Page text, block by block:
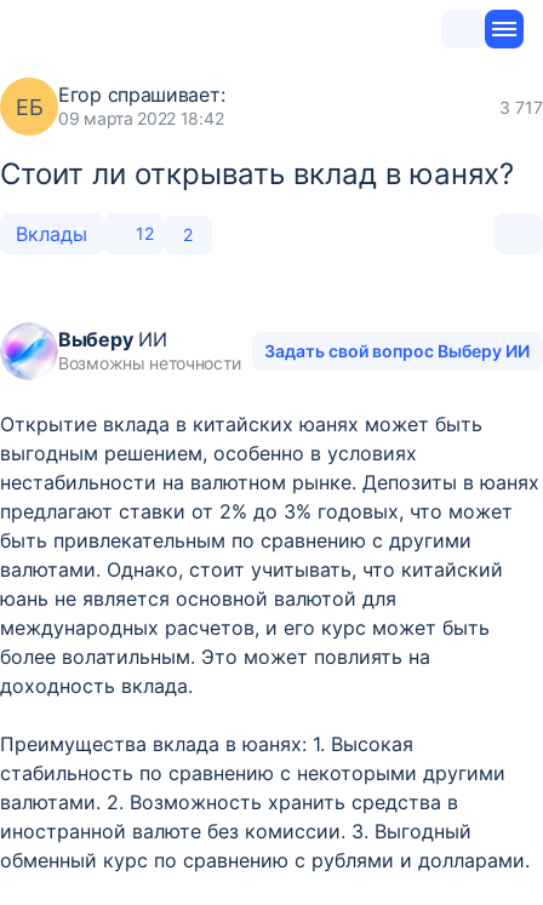
ЕБ Егор спрашивает:
09 марта 2022 18:42
3 717
Стоит ли открывать вклад в юанях?
Вклады 12 2
ВыберуИИ
Возможны неточности
Задать свой вопрос Выберу ИИ
Открытие вклада в китайских юанях может быть
выгодным решением, особенно в условиях
нестабильности на валютном рынке. Депозиты в юанях
предлагают ставки от 2% до 3% годовых, что может
быть привлекательным по сравнению с другими
валютами. Однако, стоит учитывать, что китайский
юань не является основной валютой для
международных расчетов, и его курс может быть
более волатильным. Это может повлиять на
доходность вклада.
Преимущества вклада в юанях: 1. Высокая
стабильность по сравнению с некоторыми другими
валютами. 2. Возможность хранить средства в
иностранной валюте без комиссии. 3. Выгодный
обменный курс по сравнению с рублями и долларами.